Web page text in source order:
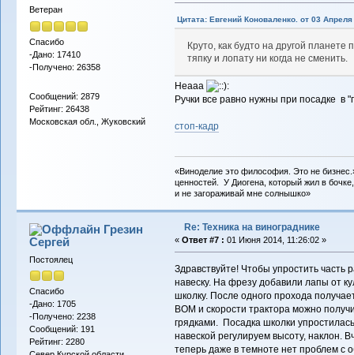
Ветеран
Спасибо
-Дано: 17410
-Получено: 26358
Сообщений: 2879
Рейтинг: 26438
Московская обл., Жуковский
Цитата: Евгений Коноваленко. от 03
Круто, как будто на другой
тяпку и лопату ни когда не сменить.
Неааа
Ручки все равно нужны при посадке в
стоп-кадр
«Виноделие это философия. Это не
ценностей. У Диогена, который жил в
и не загораживай мне солнышко»
Грезин
Сергей
Постоялец
Спасибо
-Дано: 1705
-Получено: 2238
Сообщений: 191
Рейтинг: 2280
Re: Техника на винограднике
« Ответ #7 : 01 Июня 2014, 11:26:02 »
Здравствуйте! Чтобы упростить
навеску. На фрезу добавили лапы от
школку. После одного прохода
ВОМ и скорости трактора можно
грядками. Посадка школки
навеской регулируем высоту, наклон.
теперь даже в темноте нет проблем с